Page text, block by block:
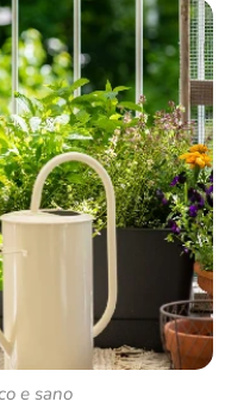
e sano